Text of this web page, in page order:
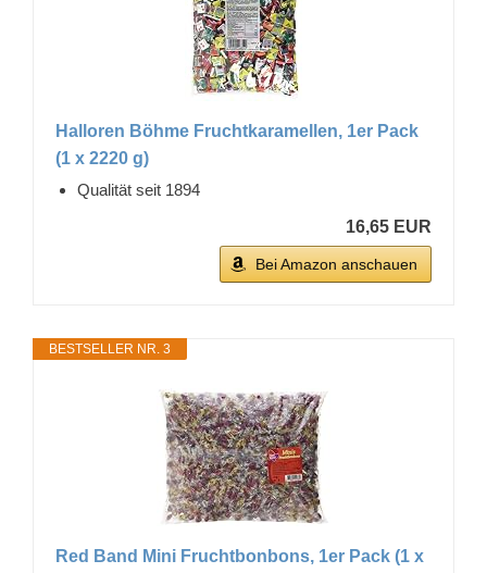
Halloren Böhme Fruchtkaramellen, 1er Pack
(1 x 2220 g)
Qualität seit 1894
16,65 EUR
Bei Amazon anschauen
BESTSELLER NR. 3
Red Band Mini Fruchtbonbons, 1er Pack (1 x